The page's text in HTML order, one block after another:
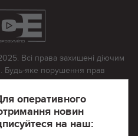
оперативного
новин
на наш:
Всі права захищені діючим
Будь-яке порушення прав
Будь-яке відтворення
письмово дозволу редакції.
усіх матеріалів, розміщених
містять посилання на інші
видання, несе редакційна